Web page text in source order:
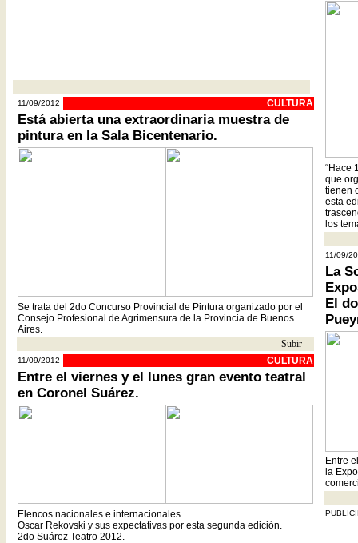
11/09/2012 CULTURA
Está abierta una extraordinaria muestra de
pintura en la Sala Bicentenario.
Se trata del 2do Concurso Provincial de Pintura organizado por el
Consejo Profesional de Agrimensura de la Provincia de Buenos
Aires.
Subir
11/09/2012 CULTURA
Entre el viernes y el lunes gran evento teatral
en Coronel Suárez.
Elencos nacionales e internacionales.
Oscar Rekovski y sus expectativas por esta segunda edición.
2do Suárez Teatro 2012.
“Hace
que
tienen
esta
los
11/09/
La
El
Entre
la